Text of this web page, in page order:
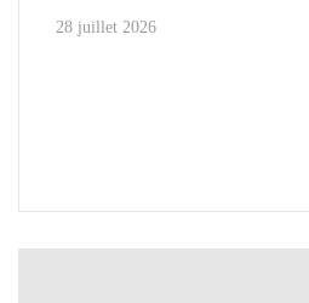
28 juillet 2026